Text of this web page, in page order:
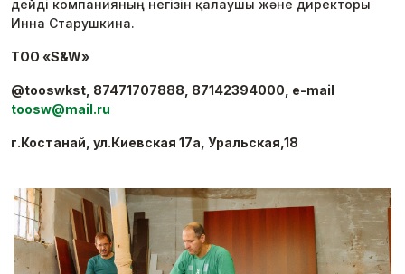
дейді компанияның негізін қалаушы және директоры
Инна Старушкина.
ТОО «S&W»
@tooswkst, 87471707888, 87142394000, e-mail
toosw@mail.ru
г.Костанай, ул.Киевская 17а, Уральская,18